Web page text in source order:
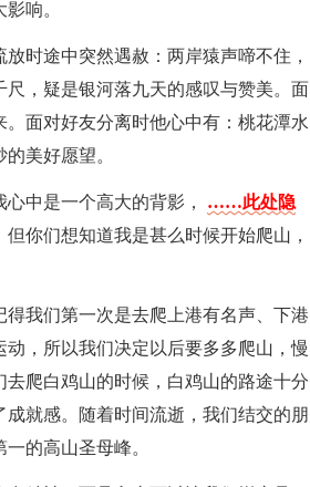
响。
时途中突然遇赦：两岸猿声啼不住，
，疑是银河落九天的感叹与赞美。面
面对好友分离时他心中有：桃花潭水
美好愿望。
中是一个高大的背影， ……此处隐
你们想知道我是甚么时候开始爬山，
我们第一次是去爬上港有名声、下港
，所以我们决定以后要多多爬山，慢
爬白鸡山的时候，白鸡山的路途十分
就感。随着时间流逝，我们结交的朋
的高山圣母峰。